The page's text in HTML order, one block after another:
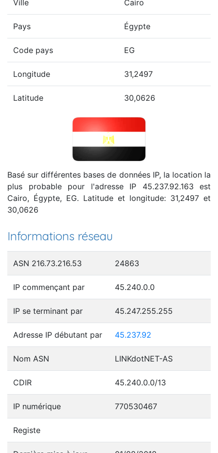
Ville Cairo
Pays Égypte
Code pays EG
Longitude 31,2497
Latitude 30,0626
Basé sur différentes bases de données IP, la location la
plus probable pour l'adresse IP 45.237.92.163 est
Cairo, Égypte, EG. Latitude et longitude: 31,2497 et
30,0626
Informations réseau
ASN 216.73.216.53 24863
IP commençant par 45.240.0.0
IP se terminant par 45.247.255.255
Adresse IP débutant par 45.237.92
Nom ASN LINKdotNET-AS
CDIR 45.240.0.0/13
IP numérique 770530467
Registe